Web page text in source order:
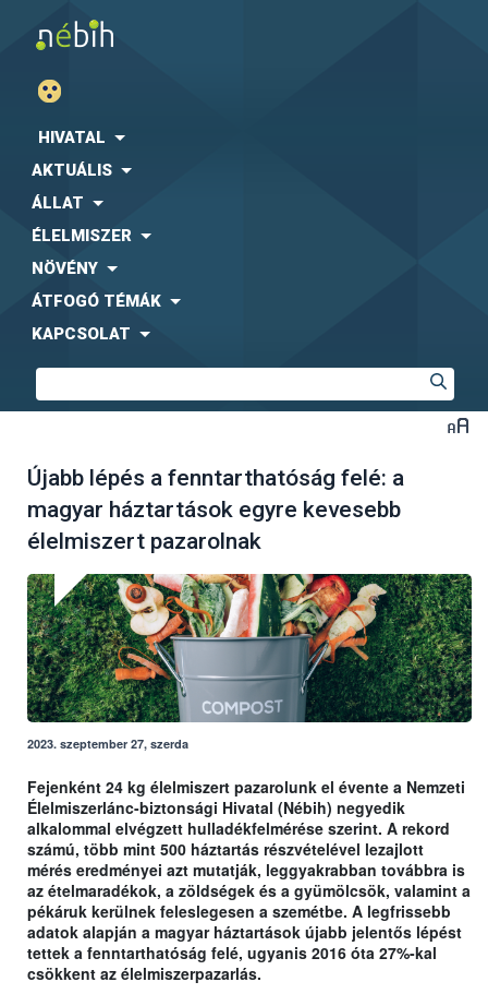
HIVATAL
AKTUÁLIS
ÁLLAT
ÉLELMISZER
NÖVÉNY
ÁTFOGÓ TÉMÁK
KAPCSOLAT
Újabb lépés a fenntarthatóság felé: a
magyar háztartások egyre kevesebb
élelmiszert pazarolnak
2023. szeptember 27, szerda
Fejenként 24 kg élelmiszert pazarolunk el évente a Nemzeti
Élelmiszerlánc-biztonsági Hivatal (Nébih) negyedik
alkalommal elvégzett hulladékfelmérése szerint. A rekord
számú, több mint 500 háztartás részvételével lezajlott
mérés eredményei azt mutatják, leggyakrabban továbbra is
az ételmaradékok, a zöldségek és a gyümölcsök, valamint a
pékáruk kerülnek feleslegesen a szemétbe. A legfrissebb
adatok alapján a magyar háztartások újabb jelentős lépést
tettek a fenntarthatóság felé, ugyanis 2016 óta 27%-kal
csökkent az élelmiszerpazarlás.